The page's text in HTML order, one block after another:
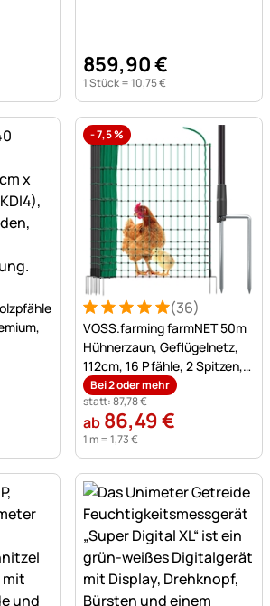
859,90€
1 Stück =10,75€
abgegeben
-7,5%
Bewertung: 5 von 5 (36
36 Bewertungen
(36)
VOSS.farming farmNET 50m
Hühnerzaun, Geflügelnetz,
112cm, 16 Pfähle, 2 Spitzen,
grün, ohne Strom
Bei 2 oder mehr
statt:87,78€
ab 86,49€
1 m =1,73€